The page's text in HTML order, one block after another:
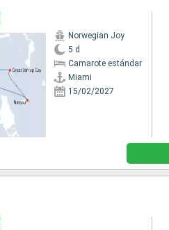
Norwegian Joy
5 d
Camarote estándar
Miami
15/02/2027